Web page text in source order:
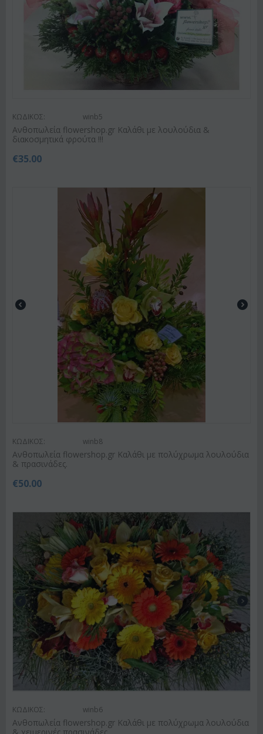
ΚΩΔΙΚΟΣ: winb5
Ανθοπωλεία flowershop.gr Καλάθι με λουλούδια &
διακοσμητικά φρούτα !!!
€35.00
ΚΩΔΙΚΟΣ: winb8
Ανθοπωλεία flowershop.gr Καλάθι με πολύχρωμα λουλούδια
& πρασινάδες.
€50.00
ΚΩΔΙΚΟΣ: winb6
Ανθοπωλεία flowershop.gr Καλάθι με πολύχρωμα λουλούδια
& χειμερινές πρασινάδες